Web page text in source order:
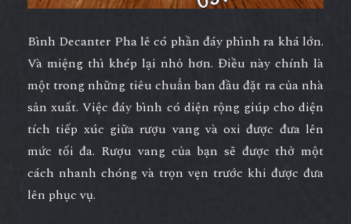
Bình Decanter Pha lê có phần đáy phình ra khá lớn.
Và miệng thì khép lại nhỏ hơn. Điều này chính là
một trong những tiêu chuẩn ban đầu đặt ra của nhà
sản xuất. Việc đáy bình có diện rộng giúp cho diện
tích tiếp xúc giữa rượu vang và oxi được đưa lên
mức tối đa. Rượu vang của bạn sẽ được thở một
cách nhanh chóng và trọn vẹn trước khi được đưa
lên phục vụ.